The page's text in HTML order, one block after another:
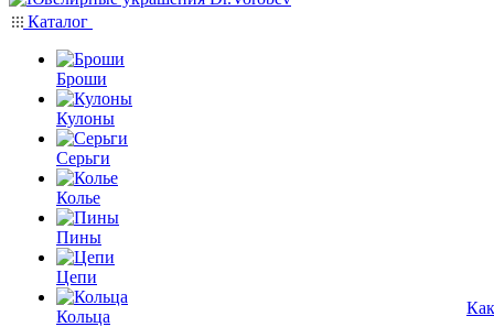
Каталог
Броши
Кулоны
Серьги
Колье
Пины
Цепи
Кольца